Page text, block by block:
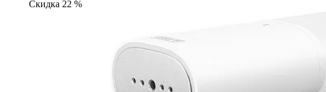
Скидка 22 %